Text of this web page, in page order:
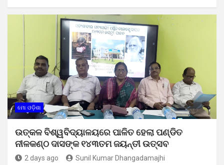
ମୋ ଓଡ଼ିଶା
ଉତ୍କଳ ବିଶ୍ୱବିଦ୍ୟାଳୟରେ ପାଳିତ ହେଲା ପଣ୍ଡିତ
ନୀଳକଣ୍ଠ ଦାସଙ୍କ ୧୪୩ତମ ଜୟନ୍ତୀ ଉତ୍ସବ
2 days ago Sunil Kumar Dhangadamajhi